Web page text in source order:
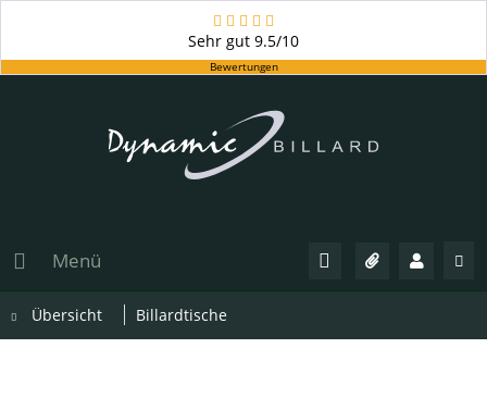
Sehr gut 9.5/10
Bewertungen
Menü
Übersicht Billardtische